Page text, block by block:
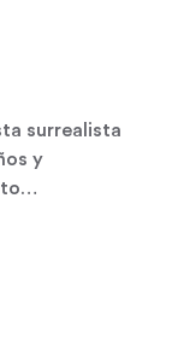
surrealista
y